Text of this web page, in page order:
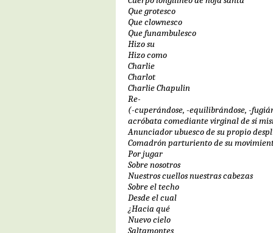
Que grotesco
Que clownesco
Que funambulesco
Hizo su
Hizo como
Charlie
Charlot
Charlie Chapulin
Re-
(-cuperándose, -equilibrándose, -
acróbata comediante virginal de sí
Anunciador ubuesco de su propio
Comadrón parturiento de su
Por jugar
Sobre nosotros
Nuestros cuellos nuestras cabezas
Sobre el techo
Desde el cual
¿Hacia qué
Nuevo cielo
Saltamontes